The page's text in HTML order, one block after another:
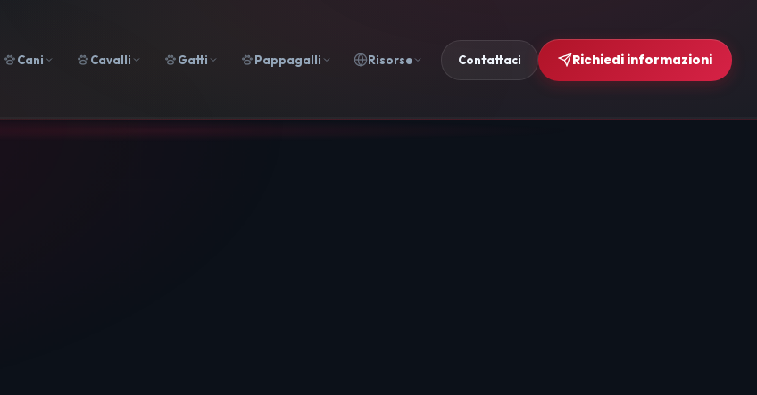
Cani Cavalli Gatti Pappagalli Risorse Contattaci Richiedi informazioni